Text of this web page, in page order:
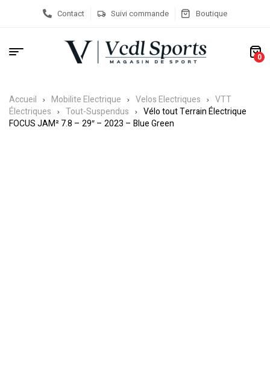
Contact Suivi commande Boutique
0
Accueil Mobilite Electrique Velos Electriques
VTT
Électriques
Tout-Suspendus
Vélo tout Terrain Électrique
FOCUS JAM² 7.8 – 29″ – 2023 – Blue Green